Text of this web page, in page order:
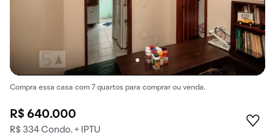
Compra essa casa com 7 quartos para comprar ou venda.
R$ 640.000
R$ 334 Condo. + IPTU